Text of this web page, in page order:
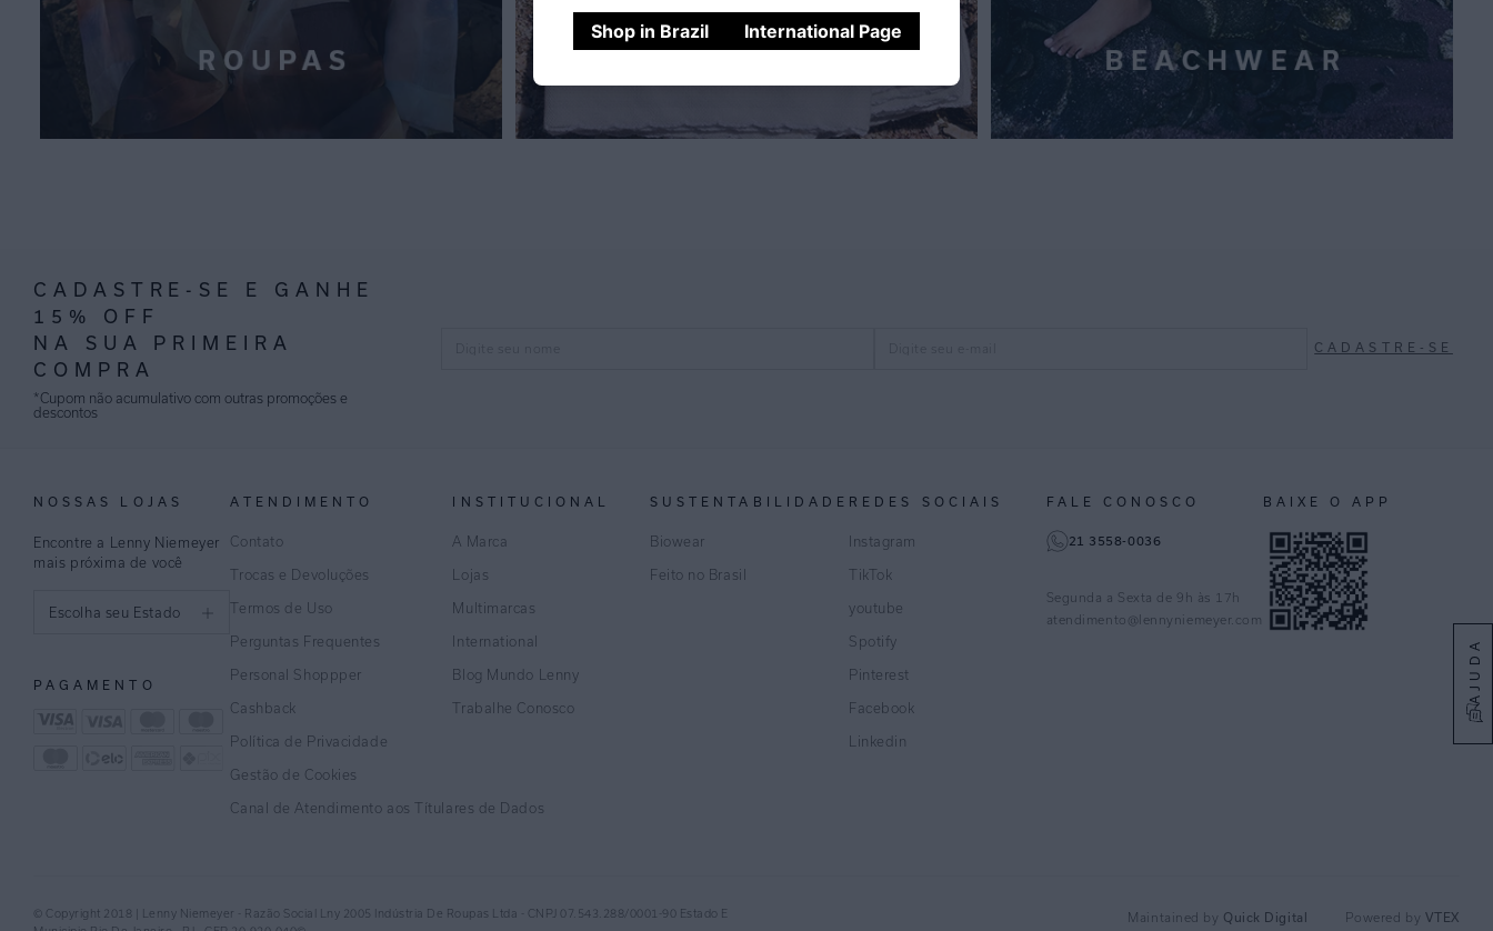
AJUDA
Shop in Brazil International Page
CADASTRE-SE E GANHE
15% OFF
NA SUA PRIMEIRA
COMPRA
*Cupom não acumulativo com outras promoções e
descontos
CADASTRE-SE
NOSSAS LOJAS
Encontre a Lenny Niemeyer
mais próxima de você
Escolha seu Estado
Distrito Federal
PAGAMENTO
ATENDIMENTO
Contato
Trocas e Devoluções
Termos de Uso
Perguntas Frequentes
Personal Shoppper
Cashback
Política de Privacidade
Gestão de Cookies
Canal de Atendimento aos Títulares de Dados
INSTITUCIONAL
A Marca
Lojas
Multimarcas
International
Blog Mundo Lenny
Trabalhe Conosco
SUSTENTABILIDADE
Biowear
Feito no Brasil
REDES SOCIAIS
Instagram
TikTok
youtube
Spotify
Pinterest
Facebook
Linkedin
FALE CONOSCO
21 3558-0036
Segunda a Sexta de 9h às 17h
atendimento@lennyniemeyer.com
BAIXE O APP
© Copyright 2018 | Lenny Niemeyer - Razão Social Lny 2005 Indústria De Roupas Ltda - CNPJ 07.543.288/0001-90 Estado E
Maintained by Quick Digital Powered by VTEX